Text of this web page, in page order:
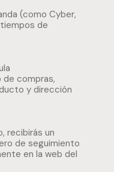
(como Cyber,
de
compras,
y dirección
recibirás un
de seguimiento
en la web del